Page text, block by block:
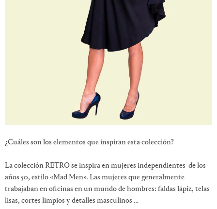
¿Cuáles son los elementos que inspiran esta colección?
La colección RETRO se inspira en mujeres independientes de los
años 50, estilo «Mad Men». Las mujeres que generalmente
trabajaban en oficinas en un mundo de hombres: faldas lápiz, telas
lisas, cortes limpios y detalles masculinos …